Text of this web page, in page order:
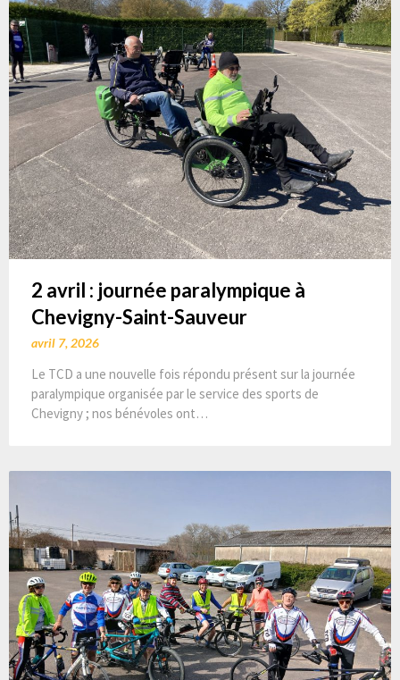
2 avril : journée paralympique à
Chevigny-Saint-Sauveur
avril 7, 2026
Le TCD a une nouvelle fois répondu présent sur la journée
paralympique organisée par le service des sports de
Chevigny ; nos bénévoles ont…